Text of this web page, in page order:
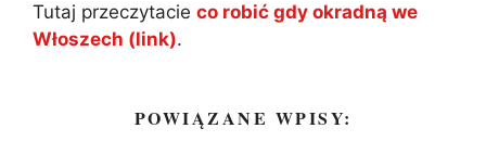
Tutaj przeczytacie co robić gdy okradną we
Włoszech (link).
POWIĄZANE WPISY: